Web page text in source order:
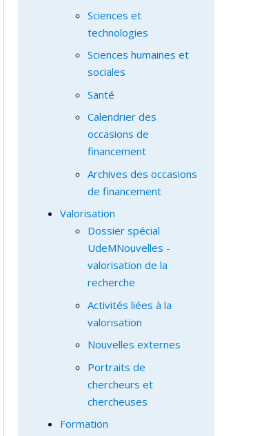
Sciences et
technologies
Sciences humaines et
sociales
Santé
Calendrier des
occasions de
financement
Archives des occasions
de financement
Valorisation
Dossier spécial
UdeMNouvelles -
valorisation de la
recherche
Activités liées à la
valorisation
Nouvelles externes
Portraits de
chercheurs et
chercheuses
Formation